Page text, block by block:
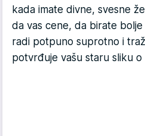
kada imate divne, svesne
da vas cene, da birate
radi potpuno suprotno i
potvrđuje vašu staru sliku o